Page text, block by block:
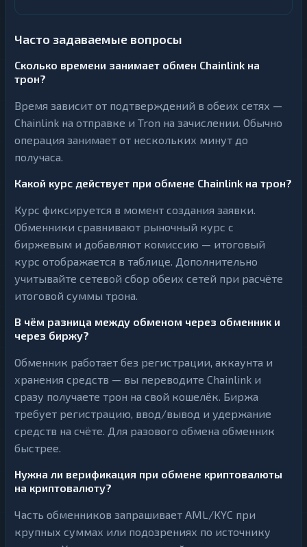
Часто задаваемые вопросы
Сколько времени занимает обмен Chainlink на
трон?
Время зависит от подтверждений в обеих сетях —
Chainlink на отправке и Tron на зачислении. Обычно
операция занимает от нескольких минут до
получаса.
Какой курс действует при обмене Chainlink на трон?
Курс фиксируется в момент создания заявки.
Обменники сравнивают рыночный курс с
биржевым и добавляют комиссию — итоговый
курс отображается в таблице. Дополнительно
учитывайте сетевой сбор обеих сетей при расчёте
итоговой суммы трона.
В чём разница между обменом через обменник и
через биржу?
Обменник работает без регистрации, аккаунта и
хранения средств — вы переводите Chainlink и
сразу получаете трон на свой кошелёк. Биржа
требует регистрацию, ввод/вывод и удержание
средств на счёте. Для разового обмена обменник
быстрее.
Нужна ли верификация при обмене криптовалюты
на криптовалюту?
Часть обменников запрашивает AML/KYC при
крупных суммах или подозрениях по источнику